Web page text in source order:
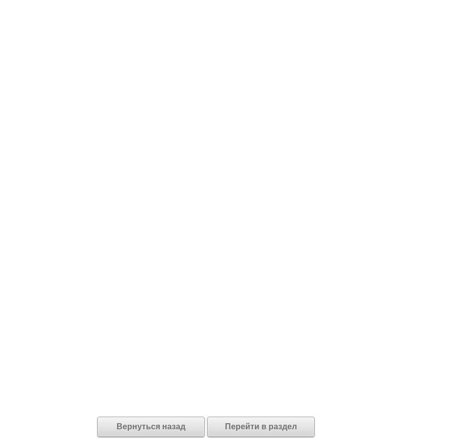
Вернуться назад Перейти в раздел